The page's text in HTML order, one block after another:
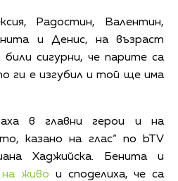
Радостин, Валентин,
и Денис, на възраст
сигурни, че парите са
ги е изгубил и той ще има
в главни герои и на
казано на глас“ по bTV
Хаджийска. Бенита и
на живо и споделиха, че са